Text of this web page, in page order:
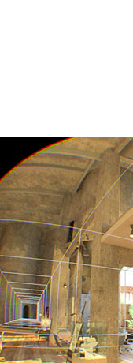
質のVR」にほかな
とNVIDIA
クティブなレイトレ
ミュニティに提供し
SDKに含まれてい
ないすべての要素
か、Android、